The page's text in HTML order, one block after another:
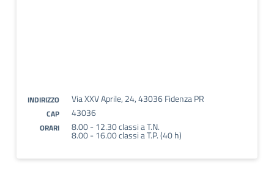
INDIRIZZO Via XXV Aprile, 24, 43036 Fidenza PR
CAP 43036
ORARI 8.00 - 12.30 classi a T.N.
8.00 - 16.00 classi a T.P. (40 h)